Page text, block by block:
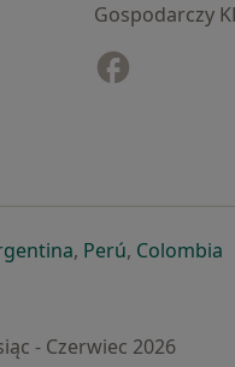
Gospodarczy
karcie
w nowej karcie
się w nowej karcie
otwiera się w
, Perúotwiera się
, Colombia
- Czerwiec 2026